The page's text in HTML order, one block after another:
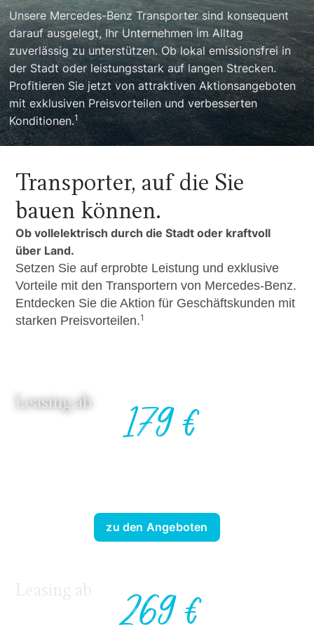
Unsere Mercedes-Benz Transporter sind konsequent
darauf ausgelegt, Ihr Unternehmen im Alltag
zuverlässig zu unterstützen. Ob lokal emissionsfrei in
der Stadt oder leistungsstark auf langen Strecken.
Profitieren Sie jetzt von attraktiven Aktionsangeboten
mit exklusiven Preisvorteilen und verbesserten
Konditionen.1
Transporter, auf die Sie
bauen können.
Ob vollelektrisch durch die Stadt oder kraftvoll
über Land.
Setzen Sie auf erprobte Leistung und exklusive
Vorteile mit den Transportern von Mercedes-Benz.
Entdecken Sie die Aktion für Geschäftskunden mit
starken Preisvorteilen.1
Leasing ab 179 €
zu den Angeboten
269 €